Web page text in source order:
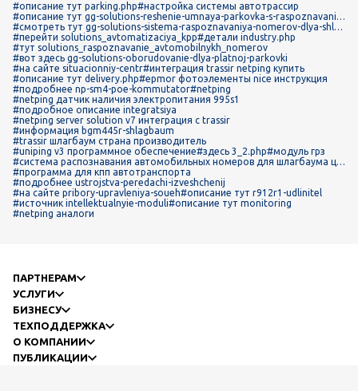
#описание тут parking.php#настройка системы автотрассир
#описание тут gg-solutions-reshenie-umnaya-parkovka-s-raspoznavanie
m-nomerov-lpr-anpr
#смотреть тут gg-solutions-sistema-raspoznavaniya-nomerov-dlya-shlag
bauma-trassir
#перейти solutions_avtomatizaciya_kpp#детали industry.php
#тут solutions_raspoznavanie_avtomobilnykh_nomerov
#вот здесь gg-solutions-oborudovanie-dlya-platnoj-parkovki
#на сайте situacionniy-centr#интеграция trassir netping купить
#описание тут delivery.php#epmor фотоэлементы nice инструкция
#подробнее np-sm4-poe-kommutator#netping
#netping датчик наличия электропитания 995s1
#подробное описание integratsiya
#netping server solution v7 интеграция с trassir
#информация bgm445r-shlagbaum
#trassir шлагбаум страна производитель
#uniping v3 программное обеспечение#здесь 3_2.php#модуль грз
#система распознавания автомобильных номеров для шлагбаума це
на
#программа для кпп автотранспорта
#подробнее ustrojstva-peredachi-izveshchenij
#на сайте pribory-upravleniya-soueh#описание тут r912r1-udlinitel
#источник intellektualnyie-moduli#описание тут monitoring
#netping аналоги
ПАРТНЕРАМ
УСЛУГИ
БИЗНЕСУ
ТЕХПОДДЕРЖКА
О КОМПАНИИ
ПУБЛИКАЦИИ